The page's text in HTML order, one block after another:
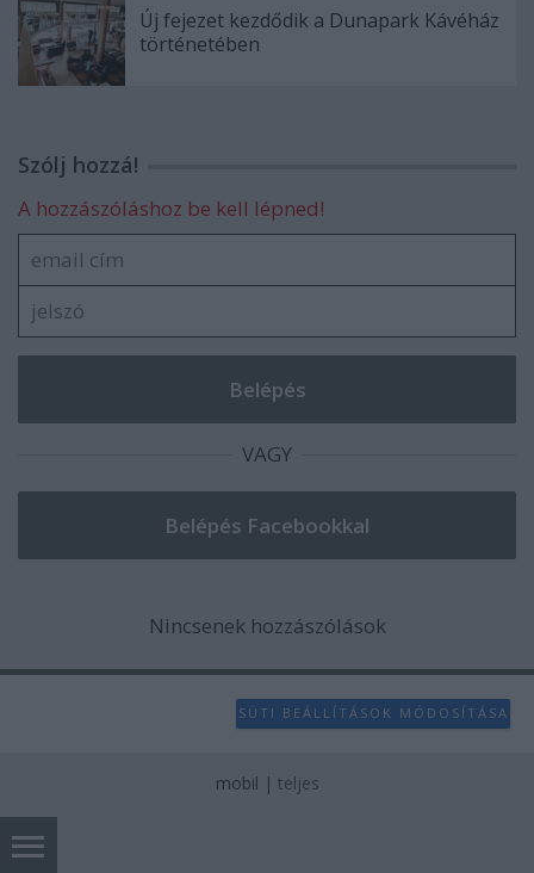
Új fejezet kezdődik a Dunapark Kávéház
történetében
Szólj hozzá!
A hozzászóláshoz be kell lépned!
VAGY
Nincsenek hozzászólások
SÜTI BEÁLLÍTÁSOK MÓDOSÍTÁSA
mobil | teljes